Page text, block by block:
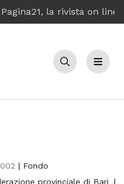
Pagina21, la rivista on line
Cerca Menu
| Fondo
provinciale di Bari
|